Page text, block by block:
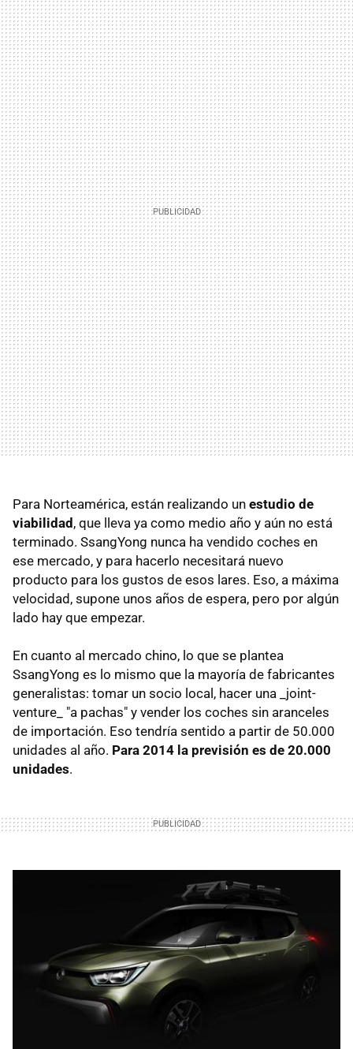
Para Norteamérica, están realizando un estudio de
viabilidad, que lleva ya como medio año y aún no está
terminado. SsangYong nunca ha vendido coches en
ese mercado, y para hacerlo necesitará nuevo
producto para los gustos de esos lares. Eso, a máxima
velocidad, supone unos años de espera, pero por algún
lado hay que empezar.
En cuanto al mercado chino, lo que se plantea
SsangYong es lo mismo que la mayoría de fabricantes
generalistas: tomar un socio local, hacer una _joint-
venture_ "a pachas" y vender los coches sin aranceles
de importación. Eso tendría sentido a partir de 50.000
unidades al año. Para 2014 la previsión es de 20.000
unidades.